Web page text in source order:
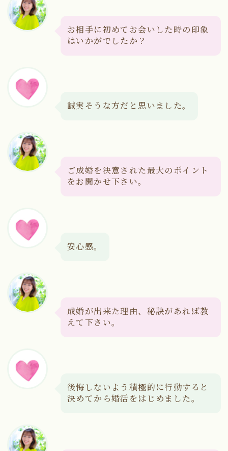
お相手に初めてお会いした時の印象
はいかがでしたか？
誠実そうな方だと思いました。
ご成婚を決意された最大のポイント
をお聞かせ下さい。
安心感。
成婚が出来た理由、秘訣があれば教
えて下さい。
後悔しないよう積極的に行動すると
決めてから婚活をはじめました。